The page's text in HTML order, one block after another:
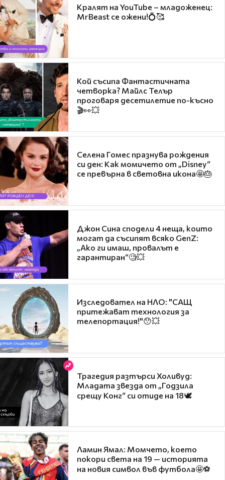
Кралят на YouTube – младоженец:
MrBeast се ожени!💍🥰
Кой съсипа Фантастичната
четворка? Майлс Телър
проговаря десетилетие по-късно
🎬👀💥
Селена Гомес празнува рождения
си ден: Как момичето от „Disney“
се превърна в световна икона🤩🎂
Джон Сина сподели 4 неща, които
могат да съсипят всяко GenZ:
„Ако ги имаш, провалът е
гарантиран“🧐💥
Изследовател на НЛО: "САЩ
притежават технология за
телепортация!"😯💥
Трагедия разтърси Холивуд:
Младата звезда от „Годзила
срещу Конг“ си отиде на 18🕊️
Ламин Ямал: Момчето, което
покори света на 19 — историята
на новия символ във футбола🤩⚽